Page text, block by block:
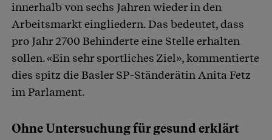
innerhalb von sechs Jahren wieder in den
Arbeitsmarkt eingliedern. Das bedeutet, dass
pro Jahr 2700 Behinderte eine Stelle erhalten
sollen. «Ein sehr sportliches Ziel», kommentierte
dies spitz die Basler SP-Ständerätin Anita Fetz
im Parlament.
Ohne Untersuchung für gesund erklärt